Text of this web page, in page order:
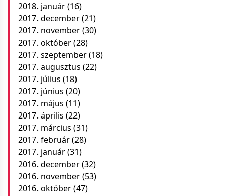
2018. január(16)
2017. december(21)
2017. november(30)
2017. október(28)
2017. szeptember(18)
2017. augusztus (22)
2017. július (18)
2017. június (20)
2017. május (11)
2017. április (22)
2017. március (31)
2017. február(28)
2017. január(31)
2016. december(32)
2016. november(53)
2016. október(47)